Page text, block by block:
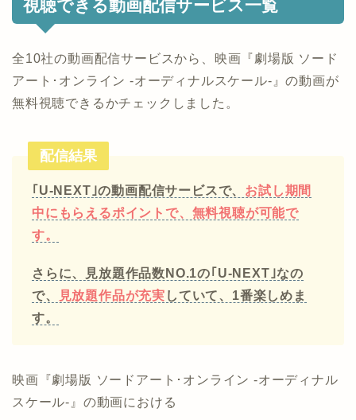
視聴できる動画配信サービス一覧
全10社の動画配信サービスから、映画『劇場版 ソード
アート･オンライン -オーディナルスケール-』の動画が
無料視聴できるかチェックしました。
配信結果
｢U-NEXT｣の動画配信サービスで、 お試し期間
中にもらえるポイントで、無料視聴が可能で
す。
さらに、見放題作品数NO.1の｢U-NEXT｣なの
で、
見放題作品が充実 していて、1番楽しめま
す。
映画『劇場版 ソードアート･オンライン -オーディナル
スケール-』の動画における